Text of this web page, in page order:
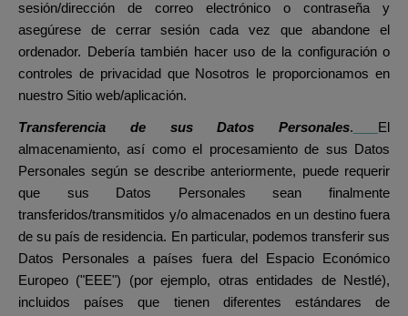
sesión/dirección de correo electrónico o contraseña y
asegúrese de cerrar sesión cada vez que abandone el
ordenador. Debería también hacer uso de la configuración o
controles de privacidad que Nosotros le proporcionamos en
nuestro Sitio web/aplicación.
Transferencia de sus Datos Personales.
El
almacenamiento, así como el procesamiento de sus Datos
Personales según se describe anteriormente, puede requerir
que sus Datos Personales sean finalmente
transferidos/transmitidos y/o almacenados en un destino fuera
de su país de residencia. En particular, podemos transferir sus
Datos Personales a países fuera del Espacio Económico
Europeo ("EEE") (por ejemplo, otras entidades de Nestlé),
incluidos países que tienen diferentes estándares de